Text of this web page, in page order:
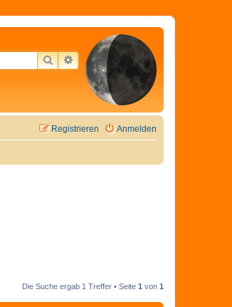
SUCHEERWEITERTE SUCHE
Anmelden
Registrieren
Die Suche ergab 1 Treffer • Seite 1 von 1